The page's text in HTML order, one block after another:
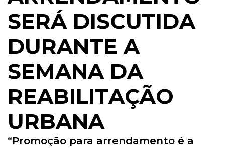
SERÁ DISCUTIDA
DURANTE A
SEMANA DA
REABILITAÇÃO
URBANA
“Promoção para arrendamento é a